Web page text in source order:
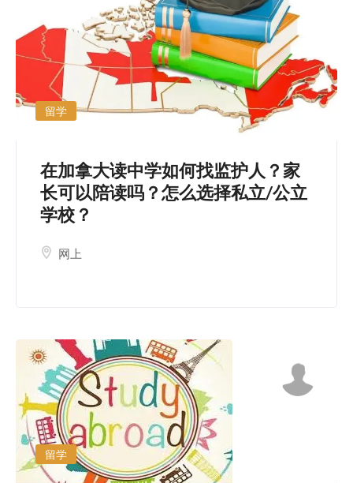
留学
在加拿大读中学如何找监护人？家
长可以陪读吗？怎么选择私立/公立
学校？
网上
留学